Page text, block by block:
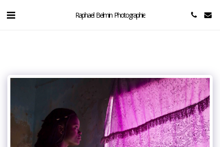
Raphael Belmin Photographie